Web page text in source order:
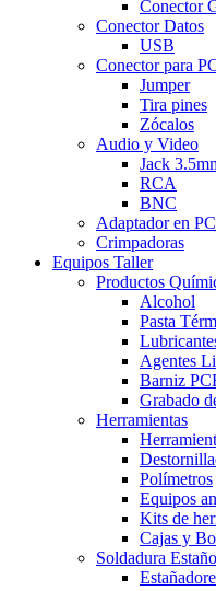
Conector
Conector Datos
USB
Conector para
Jumper
Tira pines
Zócalos
Audio y Video
Jack
RCA
BNC
Adaptador en
Crimpadoras
Equipos Taller
Productos
Alcohol
Pasta
Agentes
Barniz
Grabado
Herramientas
Polímetros
Equipos
Kits de
Cajas y
Soldadura Estaño